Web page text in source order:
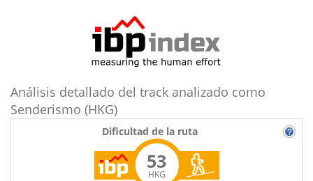
Análisis detallado del track analizado como
Senderismo (HKG)
Dificultad de la ruta
53
HKG